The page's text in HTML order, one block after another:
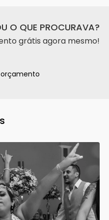
O QUE PROCURAVA?
grátis agora mesmo!